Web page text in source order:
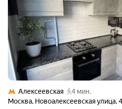
Алексеевская
4 мин.
Москва, Новоалексеевская улица,